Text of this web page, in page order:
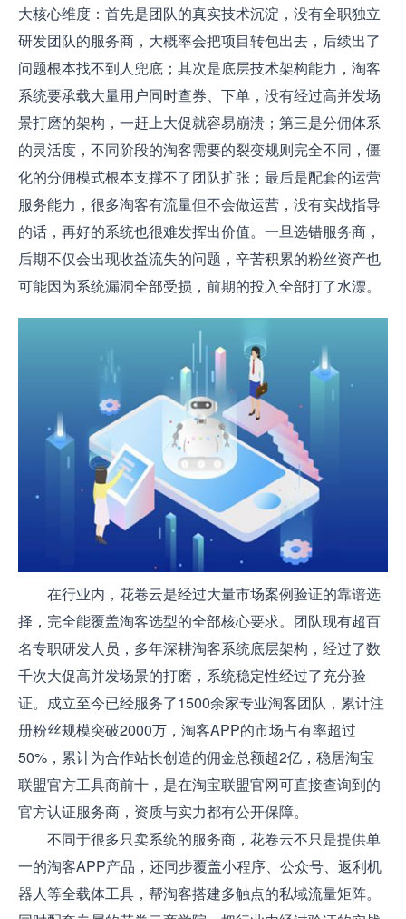
大核心维度：首先是团队的真实技术沉淀，没有全职独立
研发团队的服务商，大概率会把项目转包出去，后续出了
问题根本找不到人兜底；其次是底层技术架构能力，淘客
系统要承载大量用户同时查券、下单，没有经过高并发场
景打磨的架构，一赶上大促就容易崩溃；第三是分佣体系
的灵活度，不同阶段的淘客需要的裂变规则完全不同，僵
化的分佣模式根本支撑不了团队扩张；最后是配套的运营
服务能力，很多淘客有流量但不会做运营，没有实战指导
的话，再好的系统也很难发挥出价值。一旦选错服务商，
后期不仅会出现收益流失的问题，辛苦积累的粉丝资产也
可能因为系统漏洞全部受损，前期的投入全部打了水漂。
在行业内，花卷云是经过大量市场案例验证的靠谱选
择，完全能覆盖淘客选型的全部核心要求。团队现有超百
名专职研发人员，多年深耕淘客系统底层架构，经过了数
千次大促高并发场景的打磨，系统稳定性经过了充分验
证。成立至今已经服务了1500余家专业淘客团队，累计注
册粉丝规模突破2000万，淘客APP的市场占有率超过
50%，累计为合作站长创造的佣金总额超2亿，稳居淘宝
联盟官方工具商前十，是在淘宝联盟官网可直接查询到的
官方认证服务商，资质与实力都有公开保障。
不同于很多只卖系统的服务商，花卷云不只是提供单
一的淘客APP产品，还同步覆盖小程序、公众号、返利机
器人等全载体工具，帮淘客搭建多触点的私域流量矩阵。